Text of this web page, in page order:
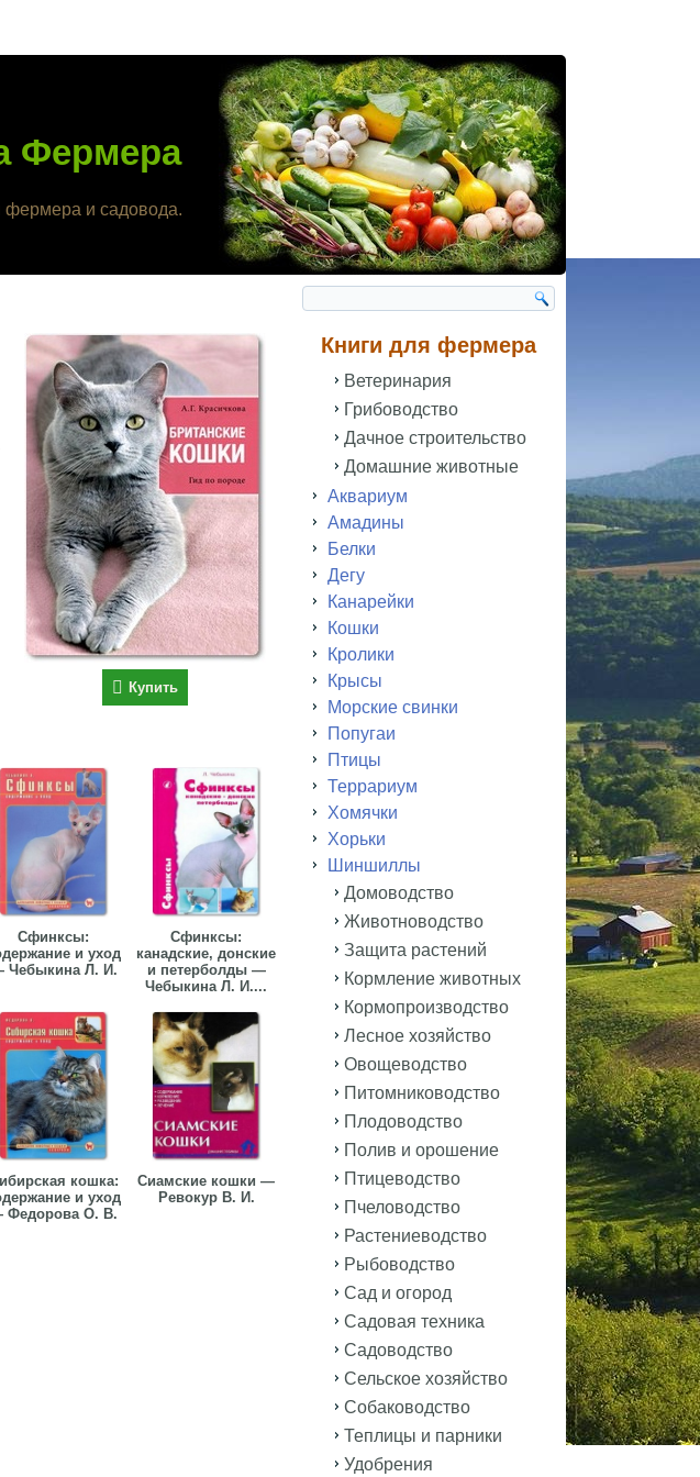
Фермера
фермера и садовода.
Купить
Сфинксы:
и уход
Чебыкина Л. И.
Сфинксы:
канадские, донские
и петерболды —
Чебыкина Л. И....
кошка:
и уход
Федорова О. В.
Сиамские кошки —
Ревокур В. И.
Книги для фермера
Ветеринария
Грибоводство
Дачное строительство
Домашние животные
Аквариум
Амадины
Белки
Дегу
Канарейки
Кошки
Кролики
Крысы
Морские свинки
Попугаи
Птицы
Террариум
Хомячки
Хорьки
Шиншиллы
Домоводство
Животноводство
Защита растений
Кормление животных
Кормопроизводство
Лесное хозяйство
Овощеводство
Питомниководство
Плодоводство
Полив и орошение
Птицеводство
Пчеловодство
Растениеводство
Рыбоводство
Сад и огород
Садовая техника
Садоводство
Сельское хозяйство
Собаководство
Теплицы и парники
Удобрения